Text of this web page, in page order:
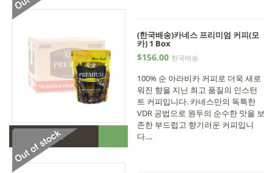
Out of stock
(한국배송)카네스 프리미엄 커피(모
카) 1 Box
$156.00 한국배송
100% 순 아라비카 커피로 더욱 새로
워진 향을 지닌 최고 품질의 인스턴
트 커피입니다. 카네스만의 독특한
VDR 공법으로 원두의 순수한 맛을 보
존한 부드럽고 향기러운 커피입니
다....